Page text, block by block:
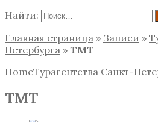
Найти:
Главная страница » Записи »
Петербурга » ТМТ
HomeТурагентства Санкт-
ТМТ